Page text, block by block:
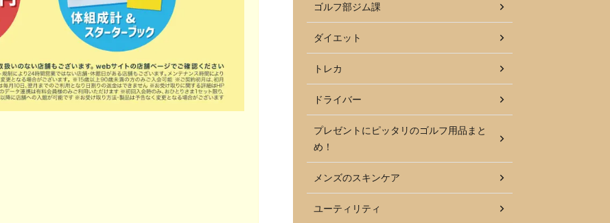
ゴルフ部ジム課
ダイエット
トレカ
ドライバー
プレゼントにピッタリのゴルフ用品まと
め！
メンズのスキンケア
ユーティリティ